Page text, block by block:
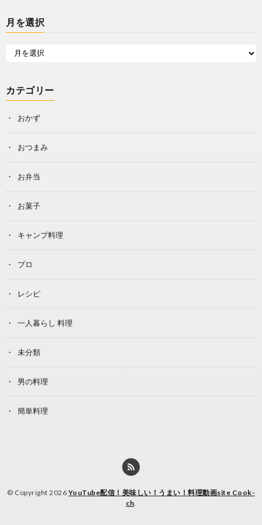
月を選択
カテゴリー
おかず
おつまみ
お弁当
お菓子
キャンプ料理
プロ
レシピ
一人暮らし 料理
未分類
男の料理
簡単料理
© Copyright 2026 YouTube配信！美味しい！うまい！料理動画site Cook-
ch